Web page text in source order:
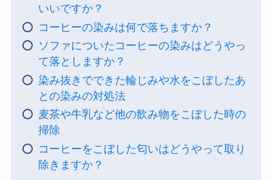
いいですか？
コーヒーの染みは何で落ちますか？
ソファについたコーヒーの染みはどうやっ
て落としますか？
染み抜きでできた輪じみや水をこぼしたあ
との染みの対処法
麦茶や牛乳など他の飲み物をこぼした時の
掃除
コーヒーをこぼした匂いはどうやって取り
除きますか？